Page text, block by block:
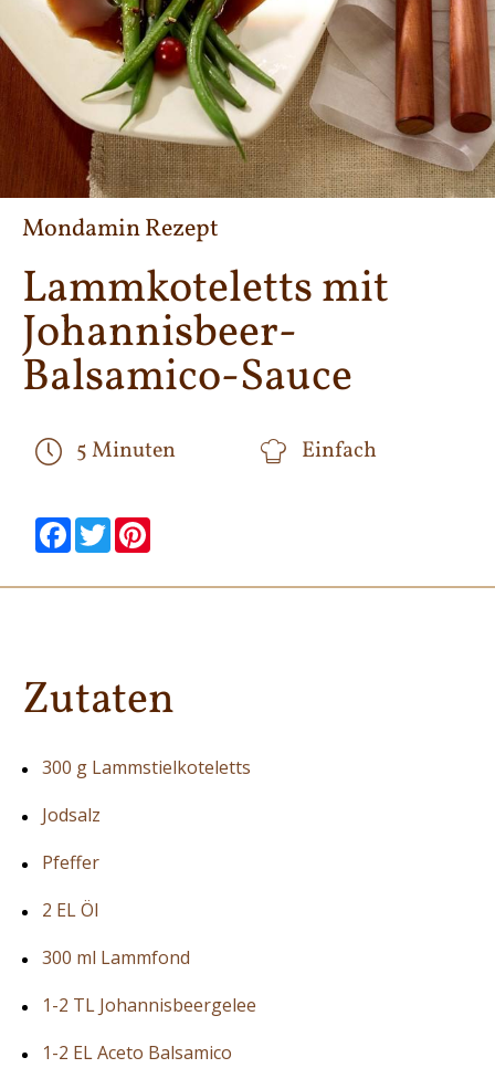
Mondamin Rezept
Lammkoteletts mit
Johannisbeer-
Balsamico-Sauce
5 Minuten Einfach
null
Facebook
null null
Twitter
null null
null
Zutaten
300 g Lammstielkoteletts
Jodsalz
Pfeffer
2 EL Öl
300 ml Lammfond
1-2 TL Johannisbeergelee
1-2 EL Aceto Balsamico